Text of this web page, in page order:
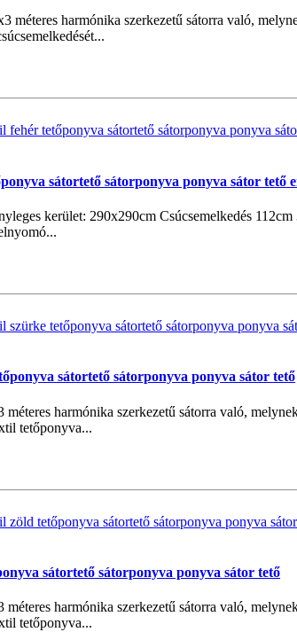
méteres harmónika szerkezetű sátorra való,
sátortető sátorponyva ponyva sátor tető
kerület: 290x290cm Csúcsemelkedés
sátortető sátorponyva ponyva sátor tető
harmónika szerkezetű sátorra való,
tetőponyva...
sátortető sátorponyva ponyva sátor tető
harmónika szerkezetű sátorra való,
tetőponyva...